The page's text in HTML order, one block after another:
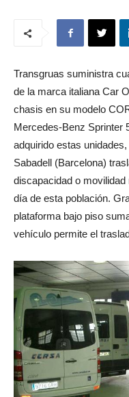
Transgruas suministra
de la marca italiana Car
chasis en su modelo
Mercedes-Benz Sprinter
adquirido estas
Sabadell (Barcelona)
discapacidad o
día de esta población.
plataforma bajo piso
vehículo permite el